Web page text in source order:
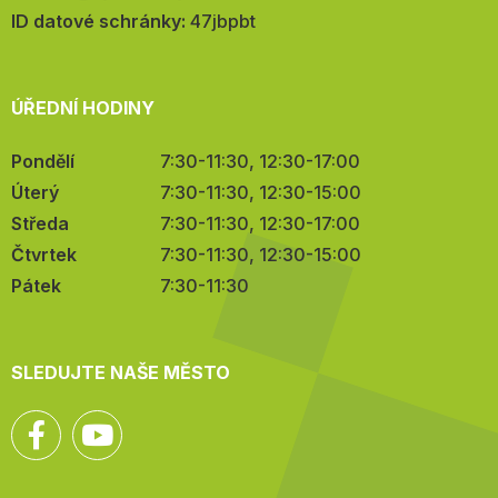
mail:
ID datové schránky: 47jbpbt
ÚŘEDNÍ HODINY
Pondělí
7:30-11:30, 12:30-17:00
Úterý
7:30-11:30, 12:30-15:00
Středa
7:30-11:30, 12:30-17:00
Čtvrtek
7:30-11:30, 12:30-15:00
Pátek
7:30-11:30
SLEDUJTE NAŠE MĚSTO
Facebook